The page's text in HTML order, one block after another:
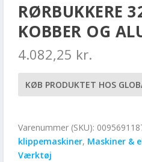
RØRBUKKERE
KOBBER OG
4.082,25 kr.
KØB PRODUKTET HOS
Varenummer (SKU):
klippemaskiner, Maskiner &
Værktøj